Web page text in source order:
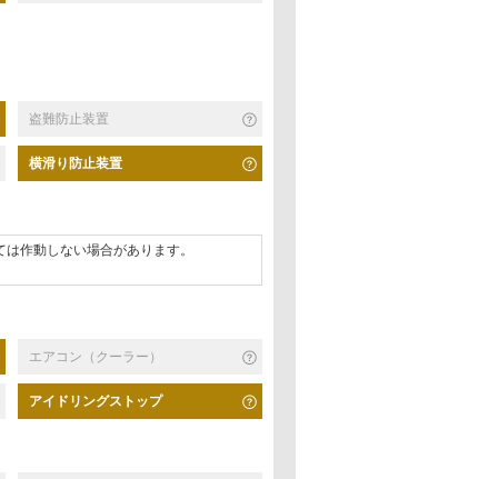
盗難防止装置
横滑り防止装置
作動しない場合があります。
エアコン（クーラー）
アイドリングストップ